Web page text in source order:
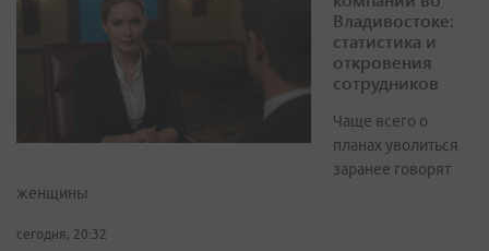
Владивостоке:
статистика и
откровения
сотрудников
Чаще всего о
планах уволиться
заранее говорят
женщины
сегодня, 20:32